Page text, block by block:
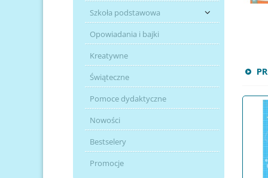
Szkoła podstawowa
Opowiadania i bajki
Kreatywne
Świąteczne
Pomoce dydaktyczne
Nowości
Bestselery
Promocje